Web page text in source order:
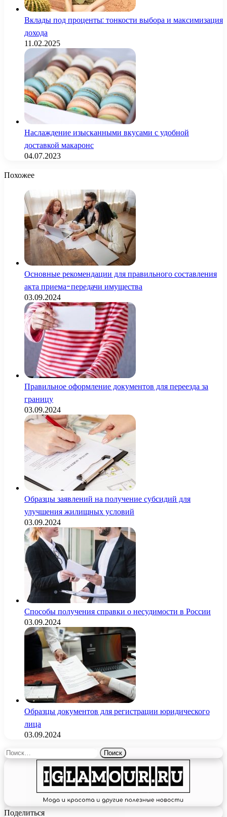
Вклады под проценты: тонкости выбора и максимизация
дохода
11.02.2025
Наслаждение изысканными вкусами с удобной
доставкой макаронс
04.07.2023
Похожее
Основные рекомендации для правильного составления
акта приема-передачи имущества
03.09.2024
Правильное оформление документов для переезда за
границу
03.09.2024
Образцы заявлений на получение субсидий для
улучшения жилищных условий
03.09.2024
Способы получения справки о несудимости в России
03.09.2024
Образцы документов для регистрации юридического
лица
03.09.2024
Найти:
Поделиться